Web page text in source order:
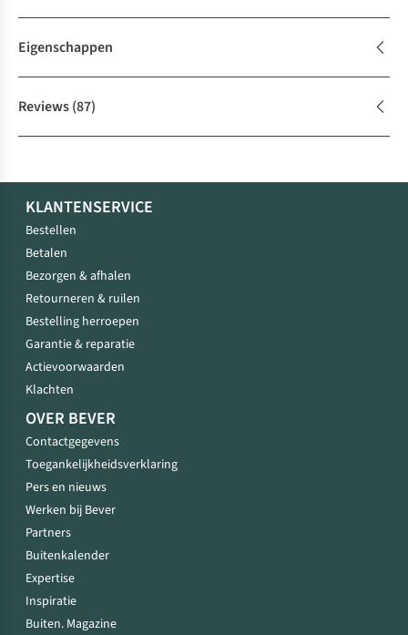
Eigenschappen
Reviews(87)
KLANTENSERVICE
Bestellen
Betalen
Bezorgen & afhalen
Retourneren & ruilen
Bestelling herroepen
Garantie & reparatie
Actievoorwaarden
Klachten
OVER BEVER
Contactgegevens
Toegankelijkheidsverklaring
Pers en nieuws
Werken bij Bever
Partners
Buitenkalender
Expertise
Inspiratie
Buiten. Magazine